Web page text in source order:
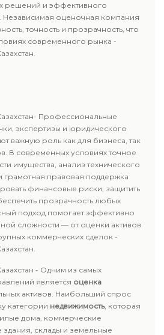
решений и эффективного
Независимая оценочная компания
точность и прозрачность, что
современного рынка -
Профессиональные
экспертизы и юридического
важную роль как для бизнеса, так
В современных условиях точное
имущества, анализ технического
грамотная правовая поддержка
финансовые риски, защитить
прозрачность любых
подход помогает эффективно
сложности — от оценки активов
коммерческих сделок -
- Одним из самых
является оценка
активов. Наибольший спрос
категории недвижимость, которая
дома, коммерческие
склады и земельные